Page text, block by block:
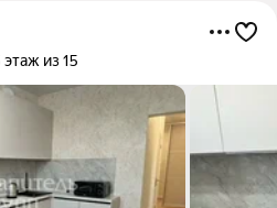
этаж из 15